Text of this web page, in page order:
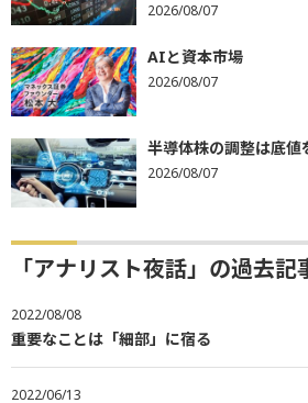
2026/08/07
AIと資本市場
2026/08/07
半導体株の調整は底値
2026/08/07
「アナリスト夜話」の過去記
2022/08/08
重要なことは「細部」に宿る
2022/06/13